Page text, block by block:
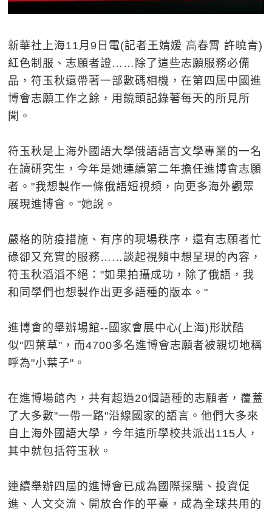
新華社上海11月9日電(記者王婧媛 高春霄 許曉青)
紅色制服、志願者證……除了這些志願服務必備
品，符玉秋還帶著一部數碼相機，在第四屆中國進
博會志願工作之餘，用鏡頭記錄著每天的所見所
聞。
符玉秋是上海外國語大學俄語語言文學專業的一名
在讀研究生，今年是她連續第二年擔任進博會志願
者。"我想製作一條俄語短視頻，向更多海外觀眾
展現進博會。"她說。
嚴格的防疫措施、有序的現場秩序，還有志願者忙
碌卻又充實的服務……談起視頻中想呈現的內容，
符玉秋滔滔不絕："如果拍攝成功，除了俄語，我
和同學們也想製作出更多語種的版本。"
進博會的舉辦場館--國家會展中心(上海)形狀酷
似"四葉草"，而4700多名進博會志願者被親切地稱
呼為"小葉子"。
在進博場館內，共有超過20個語種的志願者，覆蓋
了大多數"一帶一路"沿線國家的語言。他們大多來
自上海外國語大學，今年這所學校共派出115人，
其中就包括符玉秋。
連續舉辦四屆的進博會已成為國際採購、投資促
進、人文交流、開放合作的平臺，成為全球共用的